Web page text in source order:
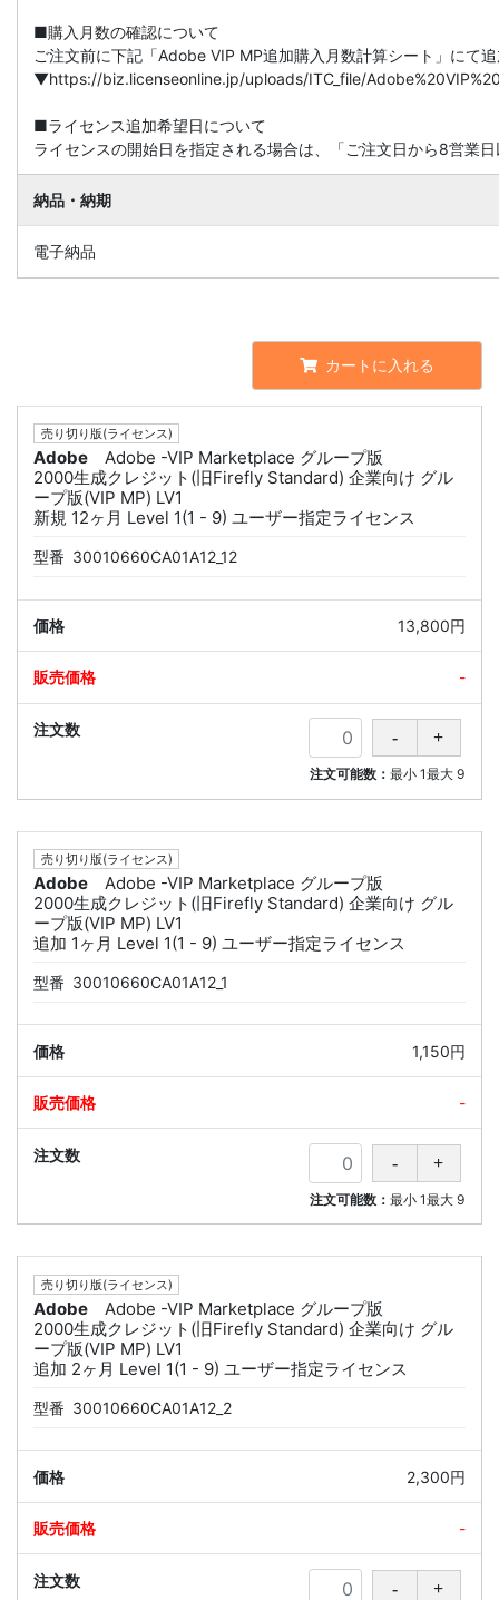
■購入月数の確認について
ご注文前に下記「Adobe VIP MP追加購入月数計算シート」にて
▼https://biz.licenseonline.jp/uploads/ITC_file/
■ライセンス追加希望日について
ライセンスの開始日を指定される場合は、「ご注文日から8営業
納品・納期
電子納品
カートに入れる
売り切り版(ライセンス)
Adobe
Adobe -VIP Marketplace グループ版
2000生成クレジット(旧Firefly Standard) 企業向け グル
ープ版(VIP MP) LV1
新規 12ヶ月 Level 1(1 - 9) ユーザー指定ライセンス
型番 30010660CA01A12_12
13,800円
-
注文可能数：最小 1最大 9
売り切り版(ライセンス)
Adobe
Adobe -VIP Marketplace グループ版
2000生成クレジット(旧Firefly Standard) 企業向け グル
ープ版(VIP MP) LV1
追加 1ヶ月 Level 1(1 - 9) ユーザー指定ライセンス
型番 30010660CA01A12_1
1,150円
-
注文可能数：最小 1最大 9
売り切り版(ライセンス)
Adobe
Adobe -VIP Marketplace グループ版
2000生成クレジット(旧Firefly Standard) 企業向け グル
ープ版(VIP MP) LV1
追加 2ヶ月 Level 1(1 - 9) ユーザー指定ライセンス
型番 30010660CA01A12_2
2,300円
-